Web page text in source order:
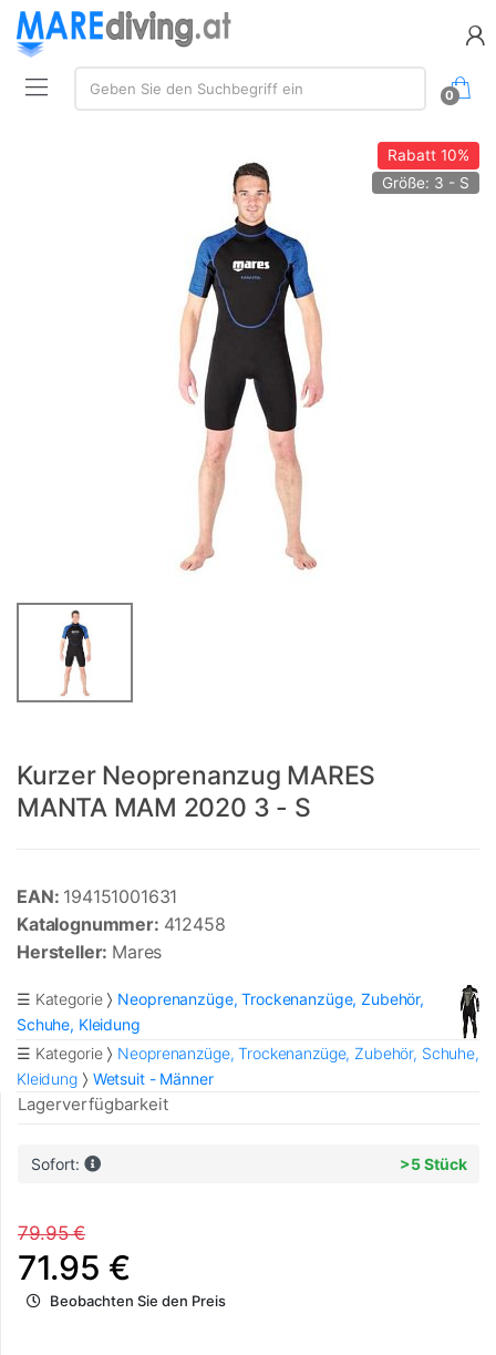
Suchen:
Geben Sie den Suchbegriff ein
0
Rabatt10%
Größe: 3 - S
Kurzer Neoprenanzug MARES
MANTA MAM 2020 3 - S
EAN: 194151001631
Katalognummer: 412458
Hersteller: Mares
☰ Kategorie
Neoprenanzüge, Trockenanzüge, Zubehör,
Schuhe, Kleidung
☰ Kategorie
Neoprenanzüge, Trockenanzüge, Zubehör, Schuhe,
Kleidung
Wetsuit - Männer
Lagerverfügbarkeit
Sofort: >5 Stück
79.95 €
71.95 €
Beobachten Sie den Preis